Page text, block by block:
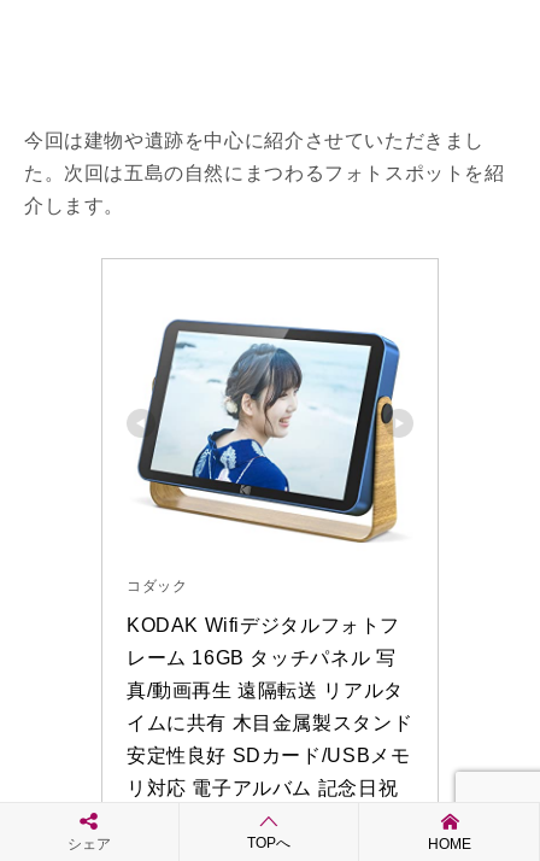
今回は建物や遺跡を中心に紹介させていただきまし
た。次回は五島の自然にまつわるフォトスポットを紹
介します。
コダック
KODAK Wifiデジタルフォトフ
レーム 16GB タッチパネル 写
真/動画再生 遠隔転送 リアルタ
イムに共有 木目金属製スタンド
安定性良好 SDカード/USBメモ
リ対応 電子アルバム 記念日祝
日のプレゼントに適用
シェア TOPへ HOME